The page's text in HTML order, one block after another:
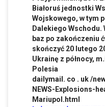
Białoruś jednostki
Wojskowego, w tym
Dalekiego
baz po zakończeniu
skończyć 20 lutego
Ukrainę z północy,
Polesia
dailymail. co . uk /
NEWS-Explosions-
Mariupol.html